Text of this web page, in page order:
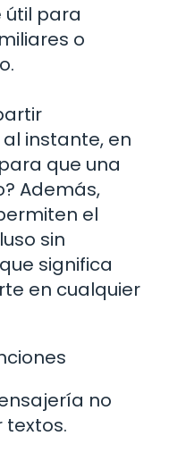
útil para
o
instante, en
que una
Además,
el
sin
significa
en cualquier
no
textos.